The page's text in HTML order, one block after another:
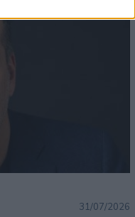
31/07/2026